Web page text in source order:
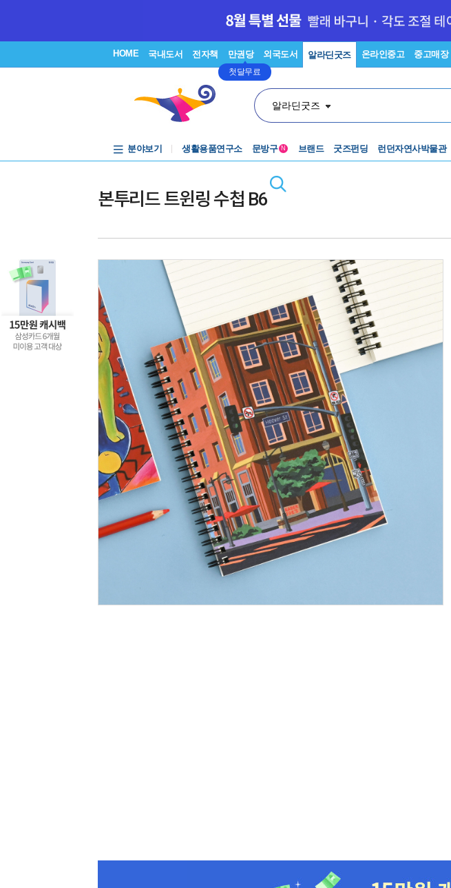
HOME 국내도서 전자책 만권당
첫달무료
외국도서 알라딘굿즈 온라인중고 중고매장
알라딘굿즈
분야보기 생활용품연구소 문방구 N 브랜드 굿즈펀딩 런던자연사박물관
본투리드 트윈링 수첩 B6